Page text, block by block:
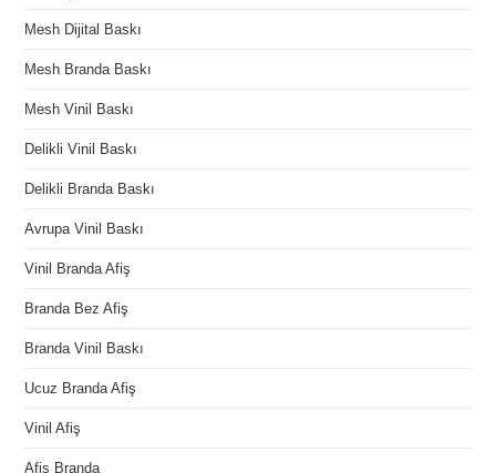
Mesh Dijital Baskı
Mesh Branda Baskı
Mesh Vinil Baskı
Delikli Vinil Baskı
Delikli Branda Baskı
Avrupa Vinil Baskı
Vinil Branda Afiş
Branda Bez Afiş
Branda Vinil Baskı
Ucuz Branda Afiş
Vinil Afiş
Afiş Branda